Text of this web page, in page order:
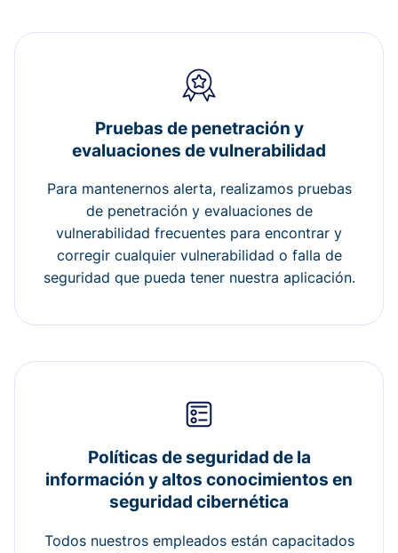
Pruebas de penetración y
evaluaciones de vulnerabilidad
Para mantenernos alerta, realizamos pruebas
de penetración y evaluaciones de
vulnerabilidad frecuentes para encontrar y
corregir cualquier vulnerabilidad o falla de
seguridad que pueda tener nuestra aplicación.
Políticas de seguridad de la
información y altos conocimientos en
seguridad cibernética
Todos nuestros empleados están capacitados